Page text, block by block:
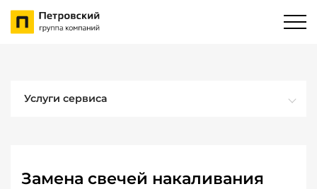
Услуги сервиса
Замена свечей накаливания